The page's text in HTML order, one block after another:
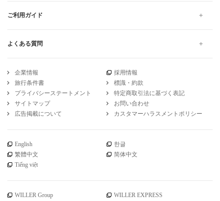
ご利用ガイド
よくある質問
企業情報
採用情報
旅行条件書
標識・約款
プライバシーステートメント
特定商取引法に基づく表記
サイトマップ
お問い合わせ
広告掲載について
カスタマーハラスメントポリシー
English
한글
繁體中文
简体中文
Tiếng việt
WILLER Group WILLER EXPRESS